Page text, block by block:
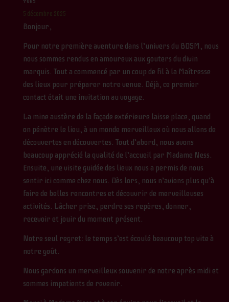
5 décembre 2025
Bonjour,
Pour notre première aventure dans l’univers du BDSM, nous
nous sommes rendus en amoureux aux gouters du divin
marquis. Tout a commencé par un coup de fil à la Maîtresse
des lieux pour préparer notre venue. Déjà, ce premier
contact était une invitation au voyage.
La mine austère de la façade extérieure laisse place, quand
on pénètre le lieu, à un monde merveilleux où nous allons de
découvertes en découvertes. Tout d’abord, nous avons
beaucoup apprécié la qualité de l’accueil par Madame Ness.
Ensuite, une visite guidée des lieux nous a permis de nous
sentir ici comme chez nous. Dès lors, nous n’avions plus qu’à
faire de belles rencontres et découvrir de merveilleuses
activités. Lâcher prise, perdre ses repères, donner,
recevoir et jouir du moment présent.
Notre seul regret: le temps s’est écoulé beaucoup top vite à
notre goût.
Nous gardons un merveilleux souvenir de notre après midi et
sommes impatients de revenir.